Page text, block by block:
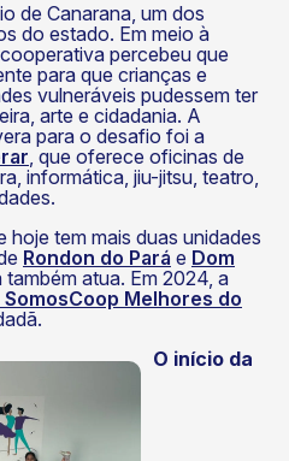
de Canarana, um dos
do estado. Em meio à
percebeu que
para que crianças e
vulneráveis pudessem ter
arte e cidadania. A
para o desafio foi a
, que oferece oficinas de
informática, jiu-jitsu, teatro,
tem mais duas unidades
Rondon do Pará e Dom
atua. Em 2024, a
SomosCoop Melhores do
O início da